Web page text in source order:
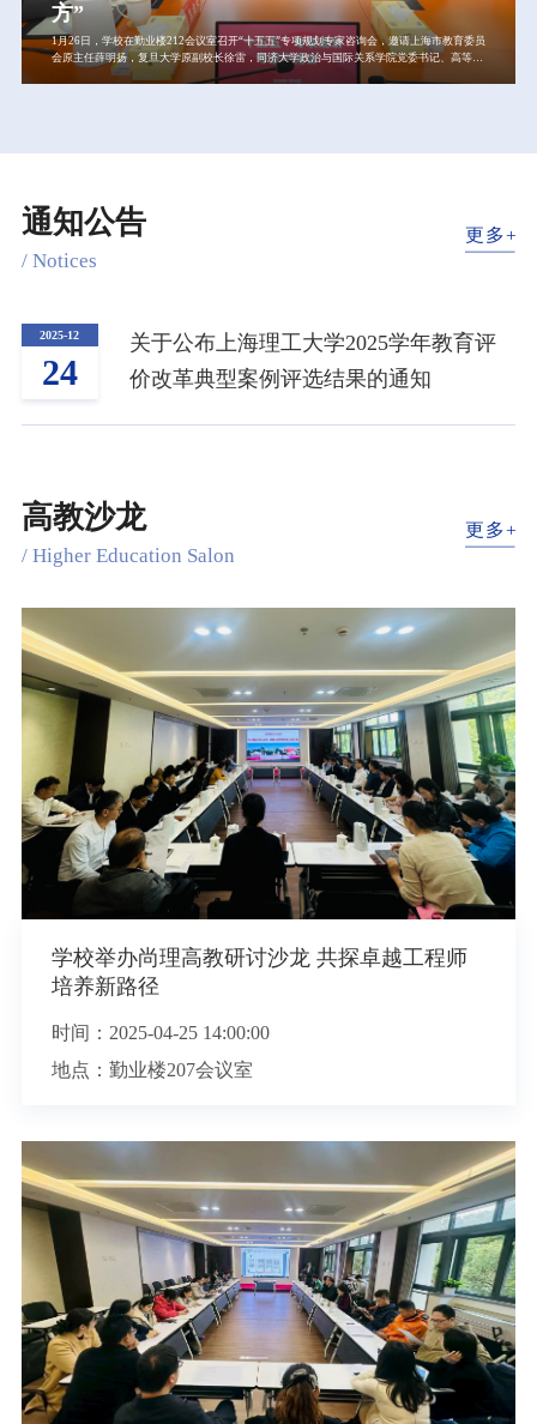
方”
1月26日，学校在勤业楼212会议室召开“十五五”专项规划专家咨询会，邀请上海市教育委员
会原主任薛明扬，复旦大学原副校长徐雷，同济大学政治与国际关系学院党委书记、高等教
育研究所所长蔡三发担任专家，为学校“十五五”事业发展专项规划和重点任务提供专家咨
家、教育部、上海教育的“十五五”规划中关于高等教育的内容，领会教育强国规划纲要、全
国教育工作会议精神，抢抓综合改革等战略机遇，加强高校分类评价与建设、上海“五个中
通知公告
/ Notices
2025-12
24
关于公布上海理工大学2025学年教育评
价改革典型案例评选结果的通知
高教沙龙
/ Higher Education Salon
学校举办尚理高教研讨沙龙 共探卓越工程师
培养新路径
时间： 2025-04-25 14:00:00
地点：勤业楼207会议室